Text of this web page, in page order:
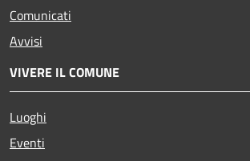
Comunicati
Avvisi
VIVERE IL COMUNE
Luoghi
Eventi